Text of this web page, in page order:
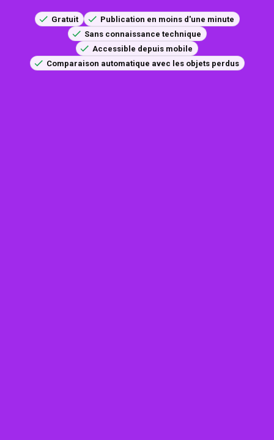
Gratuit
Publication en moins d'une minute
Sans connaissance technique
Accessible depuis mobile
Comparaison automatique avec les objets perdus